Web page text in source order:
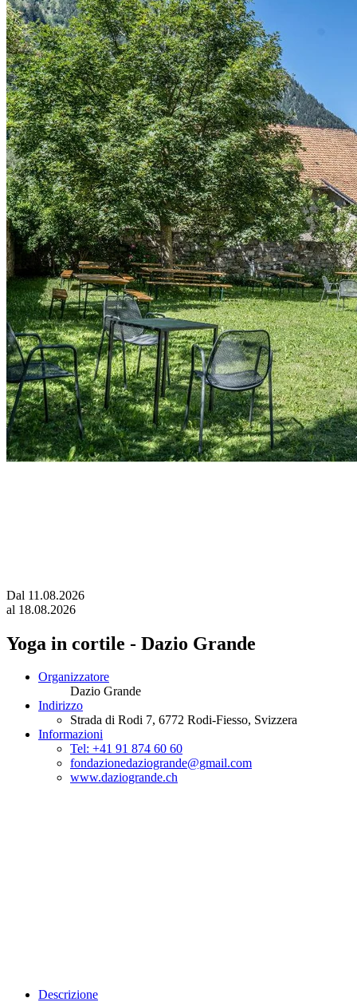
Dal 11.08.2026
al 18.08.2026
Yoga in cortile - Dazio Grande
Organizzatore
Dazio Grande
Indirizzo
Strada di Rodi 7, 6772 Rodi-Fiesso, Svizzera
Informazioni
Tel: +41 91 874 60 60
fondazionedaziogrande@gmail.com
www.daziogrande.ch
Descrizione